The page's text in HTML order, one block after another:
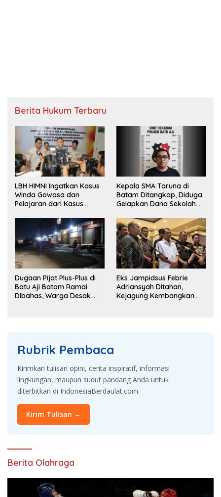
Berita Hukum Terbaru
LBH HIMNI Ingatkan Kasus
Winda Gowasa dan
Pelajaran dari Kasus
Kepala SMA Taruna di
Batam Ditangkap, Diduga
Gelapkan Dana Sekolah
Dugaan Pijat Plus-Plus di
Batu Aji Batam Ramai
Dibahas, Warga Desak
Eks Jampidsus Febrie
Adriansyah Ditahan,
Kejagung Kembangkan
Rubrik Pembaca
Kirimkan tulisan opini, cerita inspiratif, informasi
lingkungan, maupun sudut pandang Anda untuk
diterbitkan di IndonesiaBerdaulat.com.
Kirim Tulisan →
Berita Olahraga